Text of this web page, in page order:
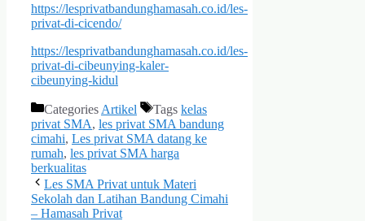
https://lesprivatbandunghamasah.co.id/les-
privat-di-cicendo/
https://lesprivatbandunghamasah.co.id/les-
privat-di-cibeunying-kaler-
cibeunying-kidul
Categories Artikel Tags kelas
privat SMA, les privat SMA bandung
cimahi, Les privat SMA datang ke
rumah, les privat SMA harga
berkualitas
Les SMA Privat untuk Materi
Sekolah dan Latihan Bandung Cimahi
– Hamasah Privat